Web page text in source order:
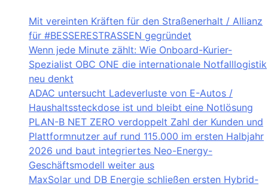
Mit vereinten Kräften für den Straßenerhalt / Allianz
für #BESSERESTRASSEN gegründet
Wenn jede Minute zählt: Wie Onboard-Kurier-
Spezialist OBC ONE die internationale Notfalllogistik
neu denkt
ADAC untersucht Ladeverluste von E-Autos /
Haushaltssteckdose ist und bleibt eine Notlösung
PLAN-B NET ZERO verdoppelt Zahl der Kunden und
Plattformnutzer auf rund 115.000 im ersten Halbjahr
2026 und baut integriertes Neo-Energy-
Geschäftsmodell weiter aus
MaxSolar und DB Energie schließen ersten Hybrid-